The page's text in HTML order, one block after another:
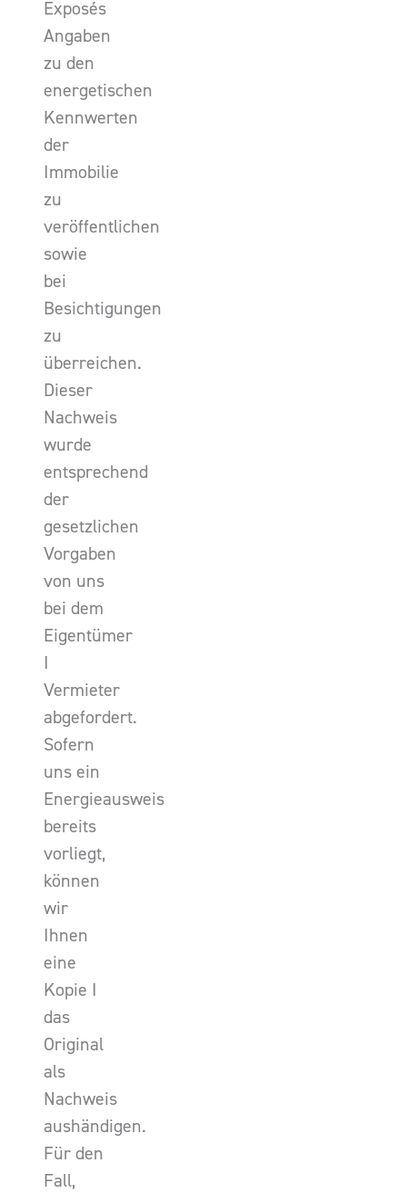
Exposés
Angaben
zu den
energetischen
Kennwerten
der
Immobilie
zu
veröffentlichen
sowie
bei
Besichtigungen
zu
überreichen.
Dieser
Nachweis
wurde
entsprechend
der
gesetzlichen
Vorgaben
von uns
bei dem
Eigentümer
I
Vermieter
abgefordert.
Sofern
uns ein
Energieausweis
bereits
vorliegt,
können
wir
Ihnen
eine
Kopie I
das
Original
als
Nachweis
aushändigen.
Für den
Fall,